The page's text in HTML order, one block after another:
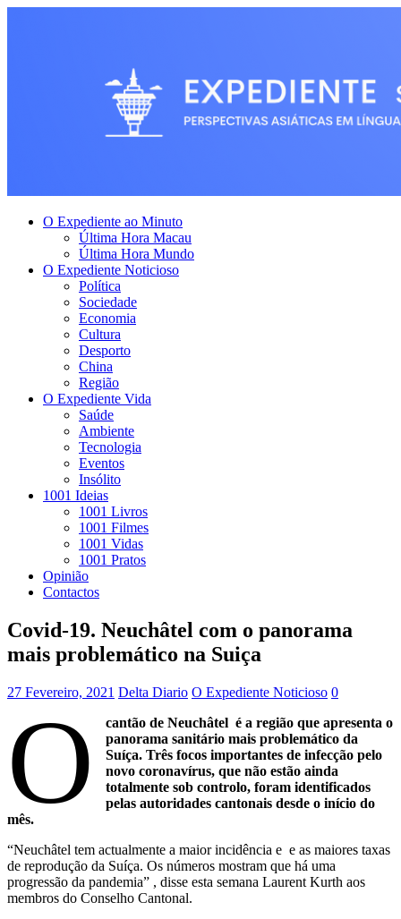
O Expediente ao Minuto
Última Hora Macau
Última Hora Mundo
O Expediente Noticioso
Política
Sociedade
Economia
Cultura
Desporto
China
Região
O Expediente Vida
Saúde
Ambiente
Tecnologia
Eventos
Insólito
1001 Ideias
1001 Livros
1001 Filmes
1001 Vidas
1001 Pratos
Opinião
Contactos
Covid-19. Neuchâtel com o panorama
mais problemático na Suiça
27 Fevereiro, 2021 Delta Diario O Expediente Noticioso 0
O
cantão de Neuchâtel é a região que apresenta o
panorama sanitário mais problemático da
Suíça. Três focos importantes de infecção pelo
novo coronavírus, que não estão ainda
totalmente sob controlo, foram identificados
pelas autoridades cantonais desde o início do
mês.
“Neuchâtel tem actualmente a maior incidência e e as maiores taxas
de reprodução da Suíça. Os números mostram que há uma
progressão da pandemia” , disse esta semana Laurent Kurth aos
membros do Conselho Cantonal.